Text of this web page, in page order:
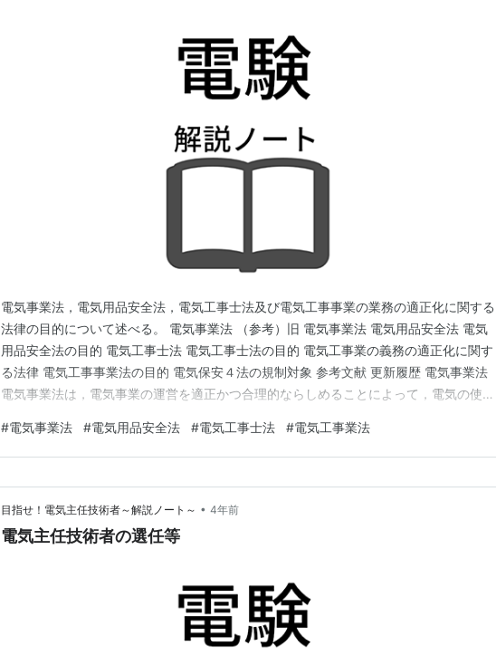
電気事業法，電気用品安全法，電気工事士法及び電気工事事業の業務の適正化に関する
法律の目的について述べる。 電気事業法 （参考）旧 電気事業法 電気用品安全法 電気
用品安全法の目的 電気工事士法 電気工事士法の目的 電気工事業の義務の適正化に関す
る法律 電気工事事業法の目的 電気保安４法の規制対象 参考文献 更新履歴 電気事業法
電気事業法は，電気事業の運営を適正かつ合理的ならしめることによって，電気の使用
持及び運用を規制することによって，公共の安全を確保し，及び環境の保全を図ること
を目的とする。 （参考）旧 電気事業…
#電気事業法 #電気用品安全法 #電気工事士法 #電気工事業法
目指せ！電気主任技術者～解説ノート～ • 4年前
電気主任技術者の選任等